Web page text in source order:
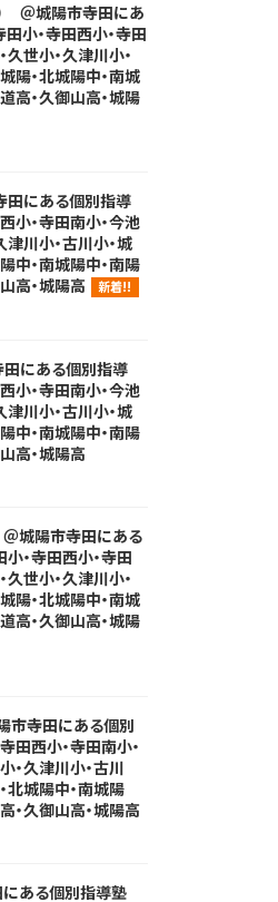
＠城陽市寺田にあ
・寺田西小・寺田
久世小・久津川小・
陽・北城陽中・南城
高・久御山高・城陽
にある個別指導
・寺田南小・今池
津川小・古川小・城
中・南城陽中・南陽
高・城陽高
新着!!
にある個別指導
・寺田南小・今池
津川小・古川小・城
中・南城陽中・南陽
高・城陽高
城陽市寺田にある
寺田西小・寺田
久世小・久津川小・
陽・北城陽中・南城
高・久御山高・城陽
市寺田にある個別
西小・寺田南小・
・久津川小・古川
北城陽中・南城陽
・久御山高・城陽高
ある個別指導塾